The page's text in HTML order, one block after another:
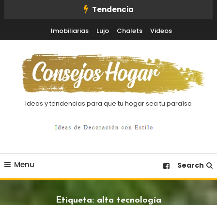
Tendencia
Imobiliarias Lujo Chalets Videos
Ideas y tendencias para que tu hogar sea tu paraíso
Menu Search
Etiqueta: alta tecnología